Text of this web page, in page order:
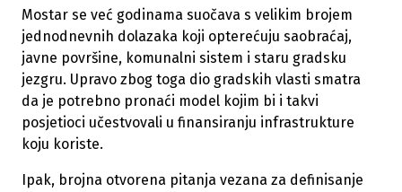
Mostar se već godinama suočava s velikim brojem
jednodnevnih dolazaka koji opterećuju saobraćaj,
javne površine, komunalni sistem i staru gradsku
jezgru. Upravo zbog toga dio gradskih vlasti smatra
da je potrebno pronaći model kojim bi i takvi
posjetioci učestvovali u finansiranju infrastrukture
koju koriste.
Ipak, brojna otvorena pitanja vezana za definisanje